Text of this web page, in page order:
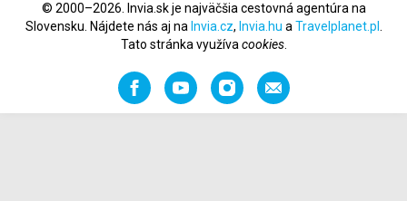
© 2000–2026. Invia.sk je najväčšia cestovná agentúra na
Slovensku. Nájdete nás aj na Invia.cz, Invia.hu a Travelplanet.pl
Tato stránka využíva cookies.
FacebookYouTubeInstagramOdporučiť